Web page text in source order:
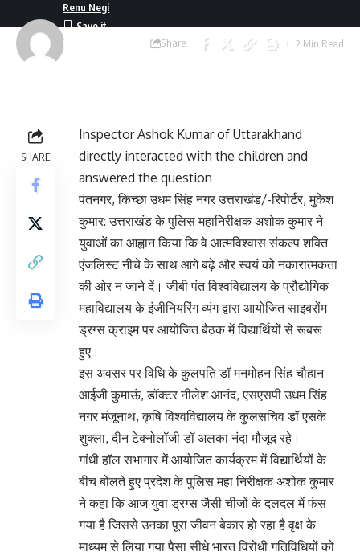
Last updated:
Renu Negi
Share 2 Min Read
SHARE
Inspector Ashok Kumar of Uttarakhand
directly interacted with the children and
answered the question
पंतनगर, किच्छा उधम सिंह नगर उत्तराखंड/-रिपोर्टर, मुकेश
कुमार: उत्तराखंड के पुलिस महानिरीक्षक अशोक कुमार ने
युवाओं का आह्वान किया कि वे आत्मविश्वास संकल्प शक्ति
एंजलिस्ट नीचे के साथ आगे बढ़े और स्वयं को नकारात्मकता
की ओर न जाने दें। जीबी पंत विश्वविद्यालय के प्रौद्योगिक
महाविद्यालय के इंजीनियरिंग व्यंग द्वारा आयोजित साइबरोंम
ड्रग्स क्राइम पर आयोजित बैठक में विद्यार्थियों से रूबरू
हुए।
इस अवसर पर विधि के कुलपति डॉ मनमोहन सिंह चौहान
आईजी कुमाऊं, डॉक्टर नीलेश आनंद, एसएसपी उधम सिंह
नगर मंजूनाथ, कृषि विश्वविद्यालय के कुलसचिव डॉ एसके
शुक्ला, दीन टेक्नोलॉजी डॉ अलका नंदा मौजूद रहे।
गांधी हॉल सभागार में आयोजित कार्यक्रम में विद्यार्थियों के
बीच बोलते हुए प्रदेश के पुलिस महा निरीक्षक अशोक कुमार
ने कहा कि आज युवा ड्रग्स जैसी चीजों के दलदल में फंस
गया है जिससे उनका पूरा जीवन बेकार हो रहा है वृक्ष के
माध्यम से लिया गया पैसा सीधे भारत विरोधी गतिविधियों को